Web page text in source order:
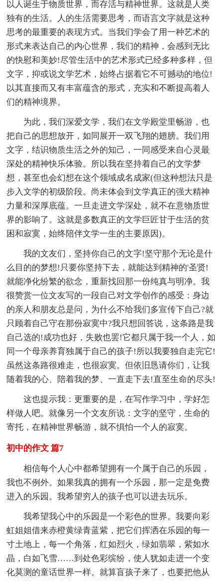
以人诞生于物质世界，而存活与精神世界。这就是人类
独有的生活。人的生活需要思考，而语言文字就是这种
思考的最重要的表现方式。当我们学会了用一种艺术的
形式来表达自己的内心世界，我们的精神，会感到无比
的快慰和美妙!尽管生活中的艺术形式已经多种多样，但
文字，抑或说文学艺术，始终占据着它不可撼动的地位!
以其直接而又有丰富蕴含的形式，充实和不断提高着人
们的精神境界。
为此，我们深爱文学，我们在文学殿堂里畅游，也
把自己的思想放开，如同展开一双飞翔的翅膀。我们用
文字，结识物质生活之外的知己，一同感受来自心灵最
深处的精神快乐体验。所以我在坚持着自己的文学梦
想，甚至也会幻想在这个领域成名成家(但这种想法只是
步入文学的初级阶段。尚未体会到文学真正的强大精神
力量和深厚底蕴。一旦走进文学深处，就不在意物质世
界的影响了。这就是多数真正的文学巨匠甘于生活的贫
困和寂寞，始终陪伴文学一生的主要原因)。
我的文友们，坚持你自己的文字!坚守那个无论是什
么目的的梦想!只要你坚持下去，就能达到精神的'圣贤!
就能净化纷繁的欲念，重新找回那一份纯真与明净。我
很赞赏一位文友写的一段自己对文学创作的感受：身边
的亲人和朋友总是问，为什么不给我们多宣传下自己?就
只顾着自己守在那份寂寞中?我只想回答说，这条路是我
自己选的!成功也好，失败也罢!它都只属于我一个人，如
同一个母亲养育独属于自己的孩子!所以我要独自走完它!
虽然这条路很难走，也很寂寞。但依旧恳请你们，让我
随着我的心、陪着我的梦、一直走下去!直至生命的尽头!
这也提示我：更重要的是，在写作学习中，学好怎
样做人吧。就像另一个文友所说：文字的坚守，生命的
寄托，在精神世界畅游，就不惧怕一个人的寂寞。
初中的作文 篇7
相信每个人心中都希望拥有一个属于自己的乐园，
我也不例外。如果我真的拥有一个乐园，那一定是免费
进入的乐园。我希望穷人的孩子也可以进去玩乐。
我希望我心中的乐园是一个彩色的世界。我要向彩
虹姐姐借来赤橙黄绿青蓝紫，把它们挥洒在乐园的每一
寸土地上，每一个角落，红如烈火，绿如翡翠，紫如水
晶，白如飞雪……到处色彩缤纷，使人犹如走进一个变
化莫测的童话世界一样。就算盲孩子来了，也要把他从